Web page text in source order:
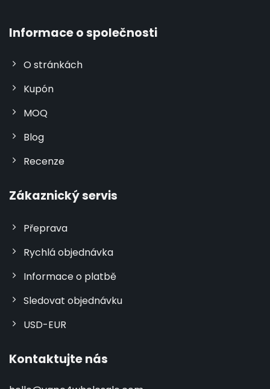
Informace o společnosti
O stránkách
Kupón
MOQ
Blog
Recenze
Zákaznický servis
Přeprava
Rychlá objednávka
Informace o platbě
Sledovat objednávku
USD-EUR
Kontaktujte nás